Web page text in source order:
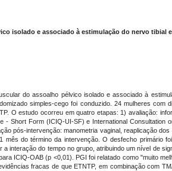
isolado e associado à estimulação do nervo tibial
do assoalho pélvico isolado e associado à
simples-cego foi conduzido. 24 mulheres com
O estudo ocorreu em quatro etapas: 1) avaliação:
- Short Form (ICIQ-UI-SF) e International
pós-intervenção: manometria vaginal, reaplicação
do término da intervenção. O desfecho primário
a interação do tempo no grupo, atribuindo um nível de
ICIQ-OAB (p <0,01). PGI foi relatado como "muito
fracas de que ETNTP, em combinação com